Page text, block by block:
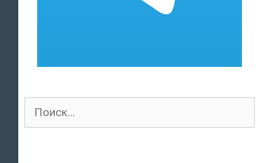
Поиск